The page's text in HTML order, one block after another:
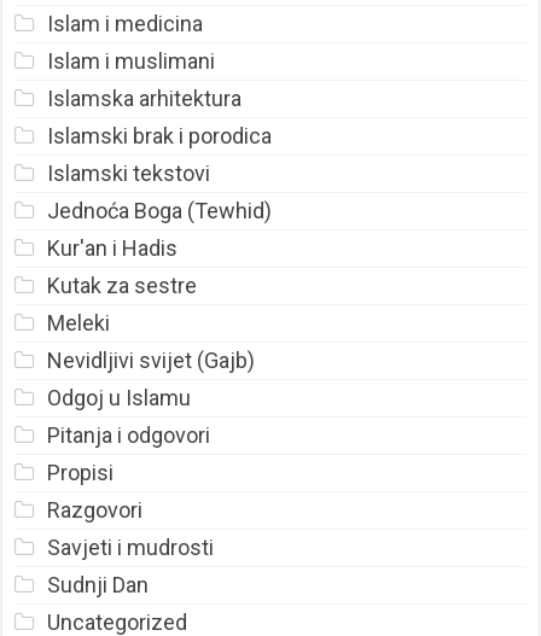
Islam i medicina
Islam i muslimani
Islamska arhitektura
Islamski brak i porodica
Islamski tekstovi
Jednoća Boga (Tewhid)
Kur'an i Hadis
Kutak za sestre
Meleki
Nevidljivi svijet (Gajb)
Odgoj u Islamu
Pitanja i odgovori
Propisi
Razgovori
Savjeti i mudrosti
Sudnji Dan
Uncategorized